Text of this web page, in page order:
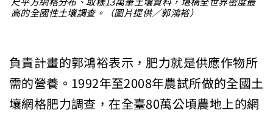
高的全國性土壤調查。（圖片提供／郭鴻裕）
負責計畫的郭鴻裕表示，肥力就是供應作物所
需的營養。1992年至2008年農試所做的全國土
壤網格肥力調查，在全臺80萬公頃農地上的網